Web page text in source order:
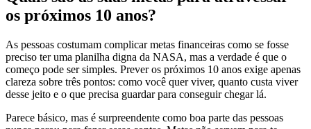
os próximos 10 anos?
As pessoas costumam complicar metas financeiras como se fosse
preciso ter uma planilha digna da NASA, mas a verdade é que o
começo pode ser simples. Prever os próximos 10 anos exige apenas
clareza sobre três pontos: como você quer viver, quanto custa viver
desse jeito e o que precisa guardar para conseguir chegar lá.
Parece básico, mas é surpreendente como boa parte das pessoas